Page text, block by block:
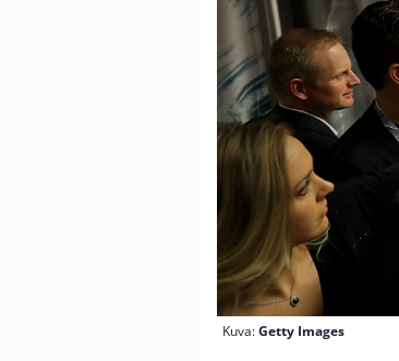
Kuva:Getty Images